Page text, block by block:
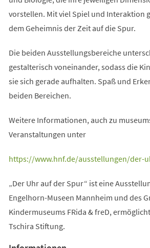
vorstellen. Mit viel Spiel und Interaktion
dem Geheimnis der Zeit auf die Spur.
Die beiden Ausstellungsbereiche
gestalterisch voneinander, sodass die
sie sich gerade aufhalten. Spaß und
beiden Bereichen.
Weitere Informationen, auch zu
Veranstaltungen unter
https://www.hnf.de/ausstellungen/der-
(Öffnet
einem
neuen
Tab)
„Der Uhr auf der Spur“ ist eine
Engelhorn-Museen Mannheim und des
Kindermuseums FRida & freD,
Tschira Stiftung.